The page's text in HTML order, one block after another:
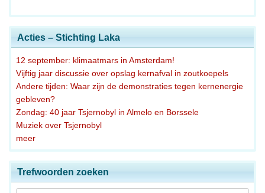
Acties – Stichting Laka
12 september: klimaatmars in Amsterdam!
Vijftig jaar discussie over opslag kernafval in zoutkoepels
Andere tijden: Waar zijn de demonstraties tegen kernenergie
gebleven?
Zondag: 40 jaar Tsjernobyl in Almelo en Borssele
Muziek over Tsjernobyl
meer
Trefwoorden zoeken